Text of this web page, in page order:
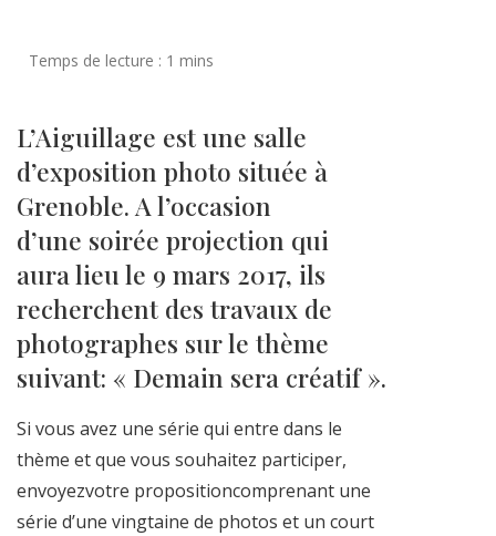
L’Aiguillage est une salle
d’exposition photo située à
Grenoble. A l’occasion
d’une soirée projection qui
aura lieu le 9 mars 2017, ils
recherchent des travaux de
photographes sur le thème
suivant: « Demain sera créatif ».
Si vous avez une série qui entre dans le
thème et que vous souhaitez participer,
envoyezvotre propositioncomprenant une
série d’une vingtaine de photos et un court